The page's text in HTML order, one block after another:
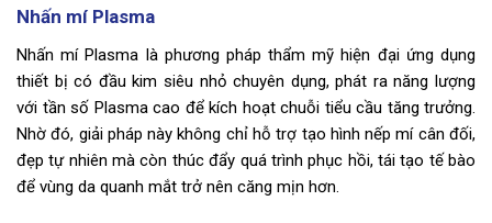
Nhấn mí Plasma
Nhấn mí Plasma là phương pháp thẩm mỹ hiện đại ứng dụng
thiết bị có đầu kim siêu nhỏ chuyên dụng, phát ra năng lượng
với tần số Plasma cao để kích hoạt chuỗi tiểu cầu tăng trưởng.
Nhờ đó, giải pháp này không chỉ hỗ trợ tạo hình nếp mí cân đối,
đẹp tự nhiên mà còn thúc đẩy quá trình phục hồi, tái tạo tế bào
để vùng da quanh mắt trở nên căng mịn hơn.